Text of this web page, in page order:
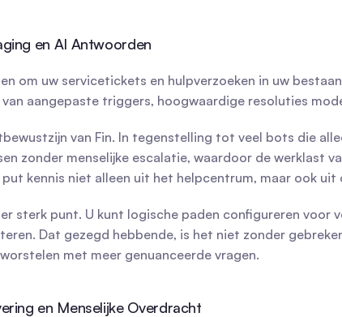
en AI Antwoorden
om uw servicetickets en hulpverzoeken in uw
aangepaste triggers, hoogwaardige resoluties
van Fin. In tegenstelling tot veel bots die
zonder menselijke escalatie, waardoor de werklast
kennis niet alleen uit het helpcentrum, maar ook uit
sterk punt. U kunt logische paden configureren voor
Dat gezegd hebbende, is het niet zonder
met meer genuanceerde vragen.
en Menselijke Overdracht